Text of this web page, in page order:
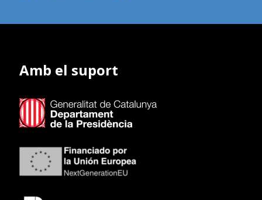
Amb el suport